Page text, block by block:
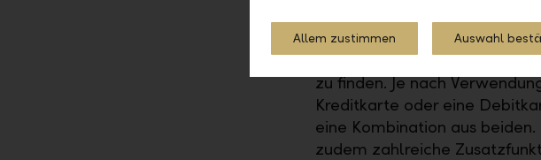
Fazit
Ich berate meine Kunden
zu finden. Je nach
Kreditkarte oder eine
eine Kombination aus
zudem zahlreiche
Allem zustimmen Auswahl